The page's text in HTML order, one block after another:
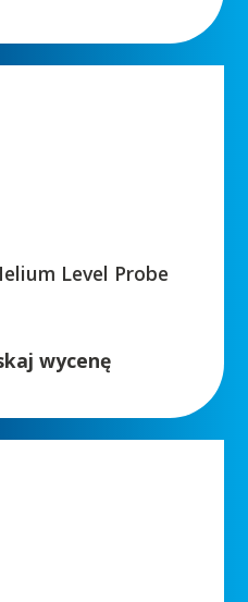
Level Probe
wycenę